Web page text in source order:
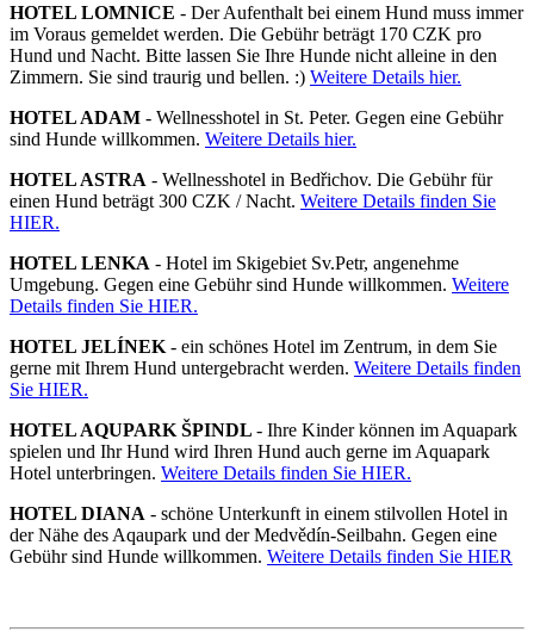
HOTEL LOMNICE - Der Aufenthalt bei einem Hund muss immer
im Voraus gemeldet werden. Die Gebühr beträgt 170 CZK pro
Hund und Nacht. Bitte lassen Sie Ihre Hunde nicht alleine in den
Zimmern. Sie sind traurig und bellen. :) Weitere Details hier.
HOTEL ADAM - Wellnesshotel in St. Peter. Gegen eine Gebühr
sind Hunde willkommen. Weitere Details hier.
HOTEL ASTRA - Wellnesshotel in Bedřichov. Die Gebühr für
einen Hund beträgt 300 CZK / Nacht. Weitere Details finden Sie
HIER.
HOTEL LENKA - Hotel im Skigebiet Sv.Petr, angenehme
Umgebung. Gegen eine Gebühr sind Hunde willkommen. Weitere
Details finden Sie HIER.
HOTEL JELÍNEK - ein schönes Hotel im Zentrum, in dem Sie
gerne mit Ihrem Hund untergebracht werden. Weitere Details finden
Sie HIER.
HOTEL AQUPARK ŠPINDL - Ihre Kinder können im Aquapark
spielen und Ihr Hund wird Ihren Hund auch gerne im Aquapark
Hotel unterbringen. Weitere Details finden Sie HIER.
HOTEL DIANA - schöne Unterkunft in einem stilvollen Hotel in
der Nähe des Aqaupark und der Medvědín-Seilbahn. Gegen eine
Gebühr sind Hunde willkommen. Weitere Details finden Sie HIER